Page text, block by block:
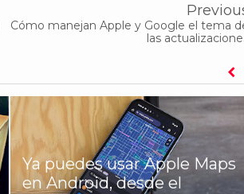
Cómo manejan Apple y Google el tema
las
Ya puedes usar Apple Maps
en Android, desde el